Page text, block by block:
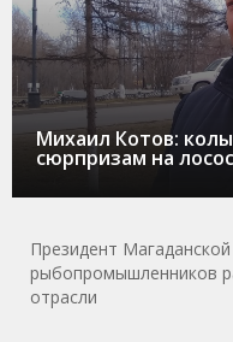
Михаил Котов:
сюрпризам на
Президент
рыбопромышленников
отрасли